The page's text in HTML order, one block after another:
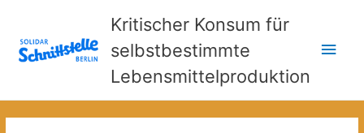
Kritischer Konsum für
selbstbestimmte
Lebensmittelproduktion